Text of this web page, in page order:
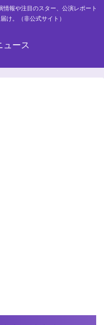
報や注目のスター、公演レポート
け。（非公式サイト）
ュース